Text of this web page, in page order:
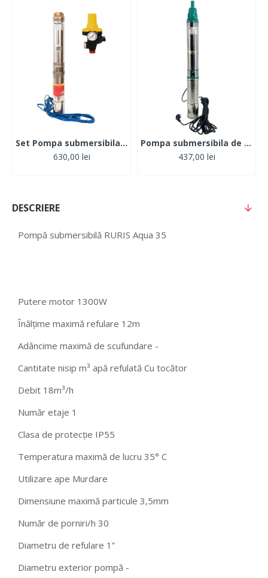
Set Pompa submersibila 1.1kW, 120, 1tol, MFE 4STM4-8 + Presostat electronic automat
630,00 lei
Pompa submersibila de mare adancime, DDT, QJD120-1.5, 1500 W, Inox, 8 turbine
437,00 lei
DESCRIERE
Pompă submersibilă RURIS Aqua 35
Putere motor 1300W
Înălțime maximă refulare 12m
Adâncime maximă de scufundare -
Cantitate nisip m³ apă refulată Cu tocător
Debit 18m³/h
Număr etaje 1
Clasa de protecție IP55
Temperatura maximă de lucru 35° C
Utilizare ape Murdare
Dimensiune maximă particule 3,5mm
Număr de porniri/h 30
Diametru de refulare 1”
Diametru exterior pompă -